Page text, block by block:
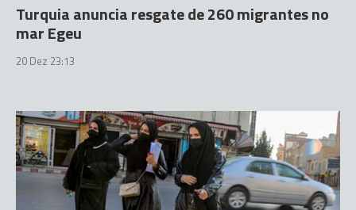
Turquia anuncia resgate de 260 migrantes no
mar Egeu
20 Dez 23:13